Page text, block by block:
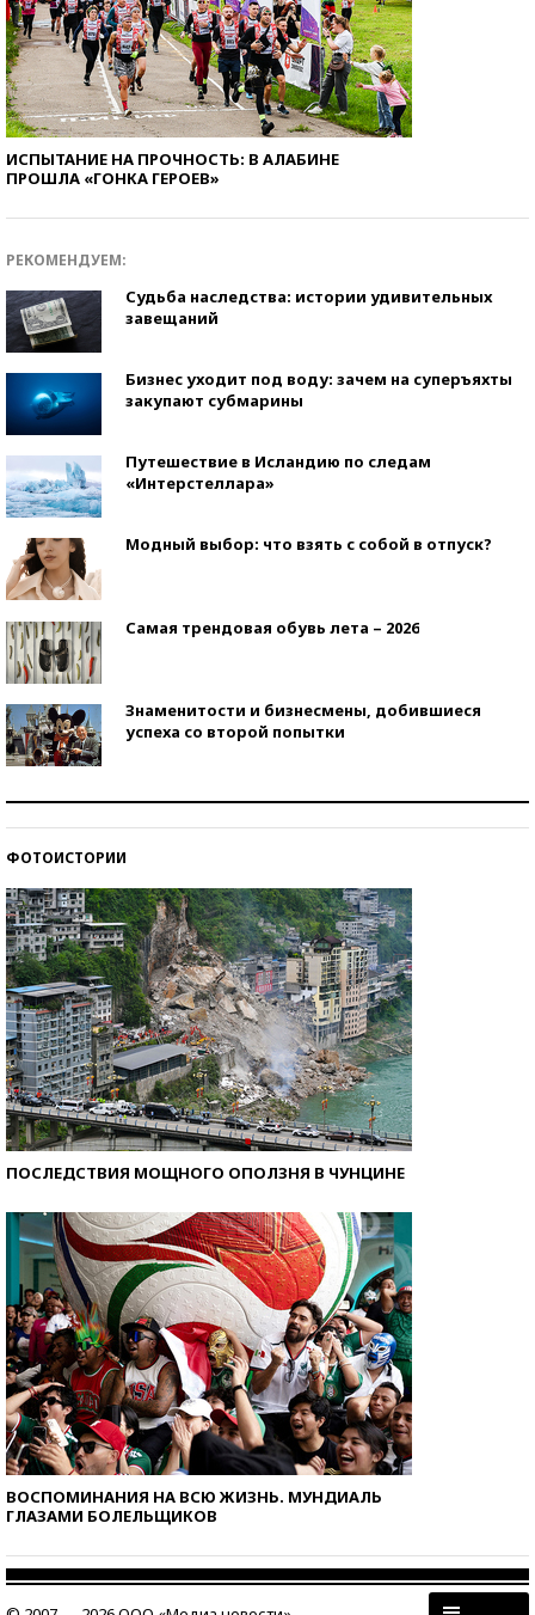
ИСПЫТАНИЕ НА ПРОЧНОСТЬ: В АЛАБИНЕ
ПРОШЛА «ГОНКА ГЕРОЕВ»
РЕКОМЕНДУЕМ:
Судьба наследства: истории удивительных
завещаний
Бизнес уходит под воду: зачем на суперъяхты
закупают субмарины
Путешествие в Исландию по следам
«Интерстеллара»
Модный выбор: что взять с собой в отпуск?
Самая трендовая обувь лета – 2026
Знаменитости и бизнесмены, добившиеся
успеха со второй попытки
ФОТОИСТОРИИ
ПОСЛЕДСТВИЯ МОЩНОГО ОПОЛЗНЯ В ЧУНЦИНЕ
ВОСПОМИНАНИЯ НА ВСЮ ЖИЗНЬ. МУНДИАЛЬ
ГЛАЗАМИ БОЛЕЛЬЩИКОВ